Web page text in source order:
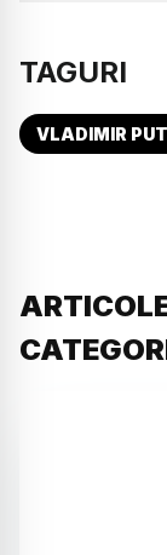
TAGURI
VLADIMIR